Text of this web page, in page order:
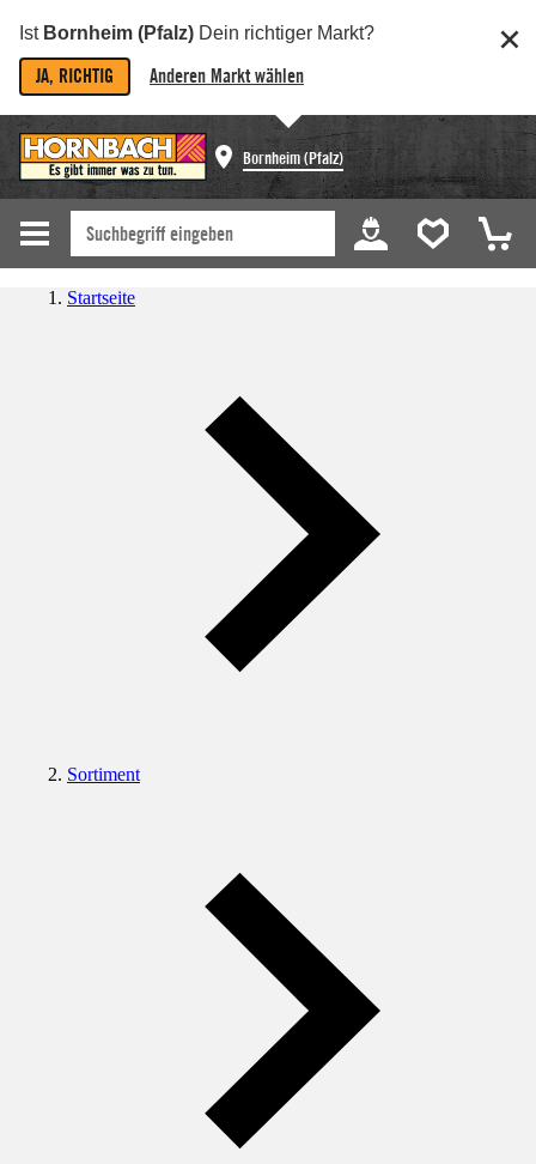
Ist Bornheim (Pfalz) Dein richtiger Markt?
JA, RICHTIG Anderen Markt wählen
Bornheim (Pfalz)
Startseite
Sortiment